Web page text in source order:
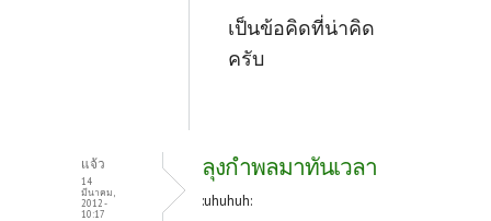
เป็นข้อคิดที่น่าคิด
ครับ
แจ้ว
14
มีนาคม,
2012 -
10:17
ลุงกำพลมาทันเวลา
:uhuhuh: